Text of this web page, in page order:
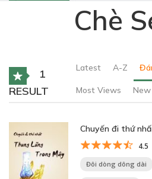
Chè
1
RESULT
Latest A-Z
Most Views New
Chuyến đi thứ
4.5
Đôi dòng dông dài